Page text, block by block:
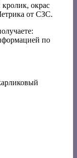
окрас
от СЗС.
по